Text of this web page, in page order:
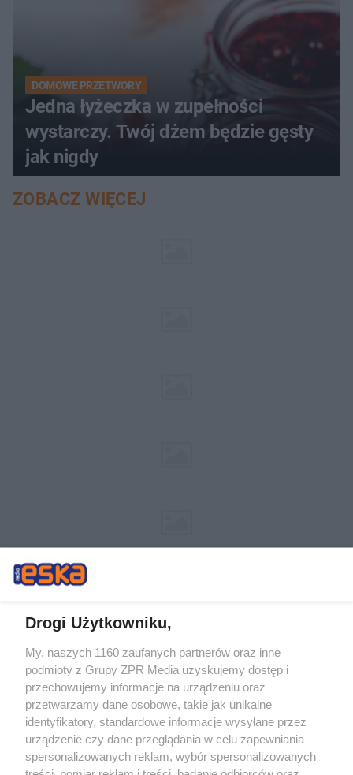
DOMOWE PRZETWORY
Jedna łyżeczka w zupełności
wystarczy. Twój dżem będzie gęsty
jak nigdy
ZOBACZ WIĘCEJ
Żaden utwór zamieszczony w serwisie nie może być powielany i
rozpowszechniany lub dalej rozpowszechniany w jakikolwiek sposób (w
tym także elektroniczny lub mechaniczny) na jakimkolwiek polu
eksploatacji w jakiejkolwiek formie, włącznie z umieszczaniem w Internecie
bez pisemnej zgody właściciela praw. Jakiekolwiek użycie lub
wykorzystanie utworów w całości lub w części z naruszeniem prawa, tzn.
bez właściwej zgody, jest zabronione pod groźbą kary i może być ścigane
prawnie.
Drogi Użytkowniku,
My, naszych 1160 zaufanych partnerów oraz inne
podmioty z Grupy ZPR Media uzyskujemy dostęp i
przechowujemy informacje na urządzeniu oraz
przetwarzamy dane osobowe, takie jak unikalne
identyfikatory, standardowe informacje wysyłane przez
urządzenie czy dane przeglądania w celu zapewniania
spersonalizowanych reklam, wybór spersonalizowanych